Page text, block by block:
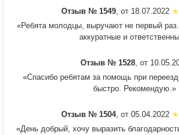
Отзыв № 1549, от 18.07.2022
«Ребята молодцы, выручают не первый
аккуратные и
Отзыв № 1528, от
«Спасибо ребятам за помощь при
быстро. Рекомендую.»
Отзыв № 1504, от 05.04.2022
«День добрый, хочу выразить